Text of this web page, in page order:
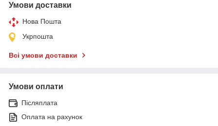
Умови доставки
Нова Пошта
Укрпошта
Всі умови доставки
Умови оплати
Післяплата
Оплата на рахунок